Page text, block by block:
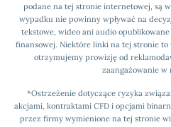
podane na tej stronie internetowej, są
wypadku nie powinny wpływać na
tekstowe, wideo ani audio
finansowej. Niektóre linki na tej stronie
otrzymujemy prowizję od
zaangażowanie w
*Ostrzeżenie dotyczące ryzyka
akcjami, kontraktami CFD i opcjami
przez firmy wymienione na tej stronie